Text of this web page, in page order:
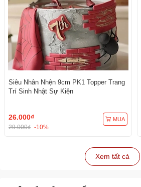
Siêu Nhân Nhện 9cm PK1 Topper Trang
Trí Sinh Nhật Sự Kiện
26.000₫
29.000₫ -10%
MUA
Xem tất cả